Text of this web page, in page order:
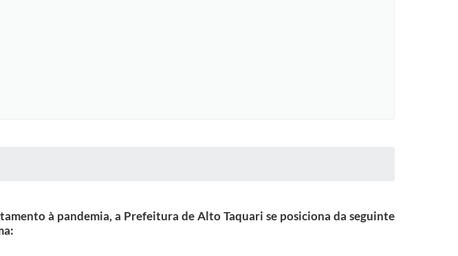
à pandemia, a Prefeitura de Alto Taquari se posiciona da seguinte